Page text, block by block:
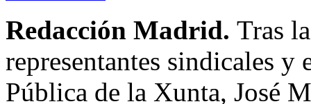
Redacción Madrid. Tras
representantes sindicales
Pública de la Xunta, José